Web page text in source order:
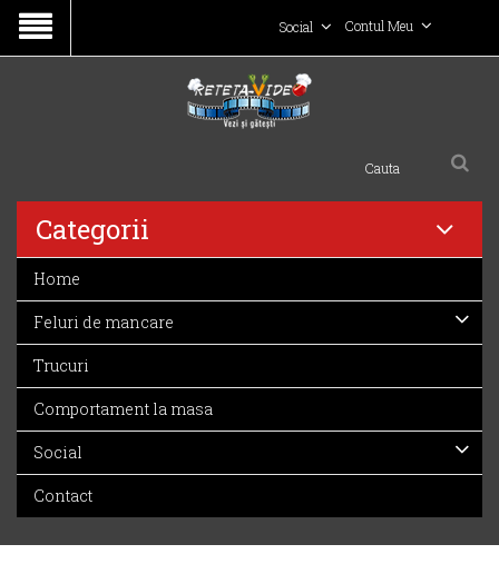
Contul Meu
Social
Categorii
Home
Feluri de mancare
Trucuri
Comportament la masa
Social
Contact